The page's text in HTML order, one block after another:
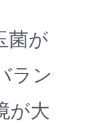
菌が
ラン
が大